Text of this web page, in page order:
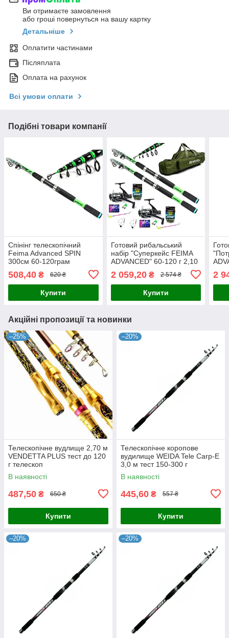
Ви отримаєте замовлення
або гроші повернуться на вашу картку
Детальніше
Оплатити частинами
Післяплата
Оплата на рахунок
Всі умови оплати
Подібні товари компанії
Спінінг телескопічний
Feima Advanced SPIN
300см 60-120грам
508,40 ₴ 620 ₴
Купити
Готовий рибальський
набір "Суперкейс FEIMA
ADVANCED" 60-120 г 2,10
м Котушка Кобра 4000 та
аксесуари
2 059,20₴ 2 574 ₴
Купити
2
Акційні пропозиції та новинки
–25%
Телескопічне вудлище 2,70 м
VENDETTA PLUS тест до 120
г телескоп
В наявності
487,50 ₴ 650 ₴
Купити
–20%
Телескопічне коропове
вудилище WEIDA Tele Carp-E
3,0 м тест 150-300 г
В наявності
445,60 ₴ 557 ₴
Купити
–20% –20%